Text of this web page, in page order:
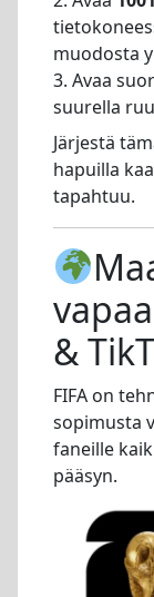
muodosta
3. Avaa
suurella
Järjestä
hapuilla
tapahtuu.
&
FIFA on
sopimusta
faneille
pääsyn.